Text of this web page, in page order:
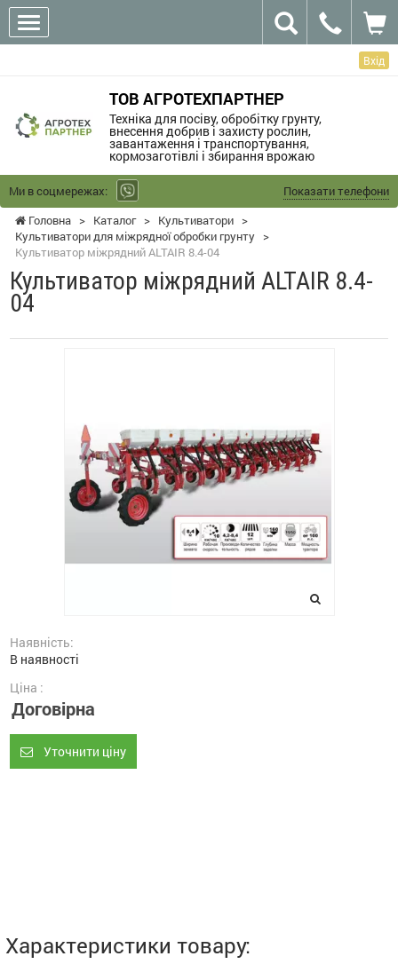
Вхід
ТОВ АГРОТЕХПАРТНЕР
Техніка для посіву, обробітку грунту,
внесення добрив і захисту рослин,
завантаження і транспортування,
кормозаготівлі і збирання врожаю
Ми в соцмережах:
Показати телефони
Головна > Каталог > Культиватори >
Культиватори для міжрядної обробки грунту >
Культиватор міжрядний ALTAIR 8.4-04
Культиватор міжрядний ALTAIR 8.4-
04
Наявність:
В наявності
Ціна :
Договірна
Уточнити ціну
Характеристики товару: